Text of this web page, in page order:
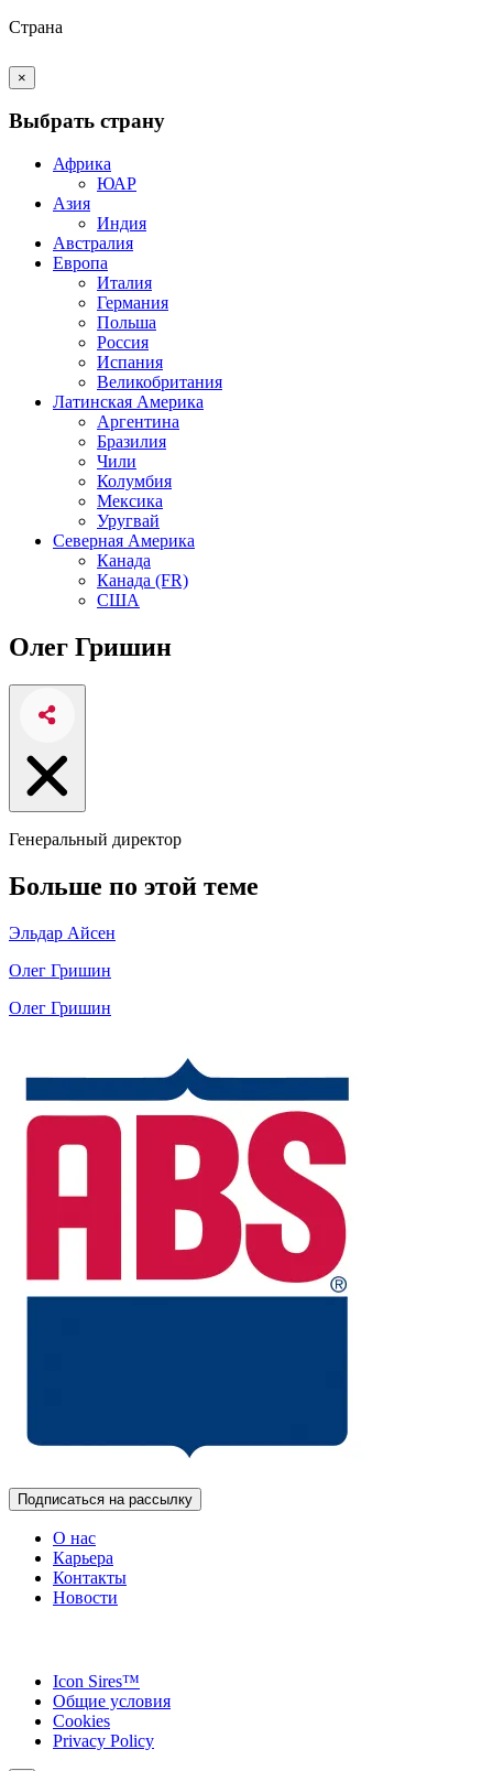
Страна
×
Выбрать страну
Африка
ЮАР
Азия
Индия
Австралия
Европа
Италия
Германия
Польша
Россия
Испания
Великобритания
Латинская Америка
Аргентина
Бразилия
Чили
Колумбия
Мексика
Уругвай
Северная Америка
Канада
Канада (FR)
США
Олег Гришин
Генеральный директор
Больше по этой теме
Эльдар Айсен
Олег Гришин
Олег Гришин
Подписаться на рассылку
О нас
Карьера
Контакты
Новости
Icon Sires™
Общие условия
Cookies
Privacy Policy